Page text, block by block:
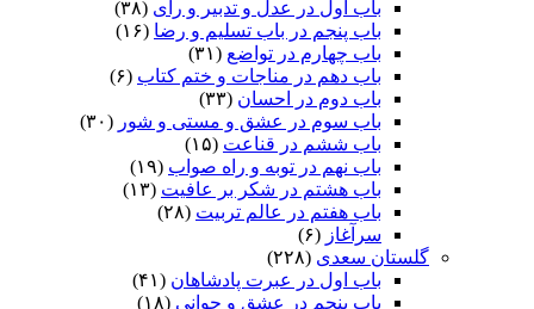
باب اول در عدل و تدبیر و رای (۳۸)
باب پنجم در باب تسلیم و رضا (۱۶)
باب چهارم در تواضع (۳۱)
باب دهم در مناجات و ختم کتاب (۶)
باب دوم در احسان (۳۳)
باب سوم در عشق و مستی و شور (۳۰)
باب ششم در قناعت (۱۵)
باب نهم در توبه و راه صواب (۱۹)
باب هشتم در شکر بر عافیت (۱۳)
باب هفتم در عالم تربیت (۲۸)
سرآغاز (۶)
گلستان سعدی (۲۲۸)
باب اول در عبرت پادشاهان (۴۱)
باب پنجم در عشق و جوانى (۱۸)